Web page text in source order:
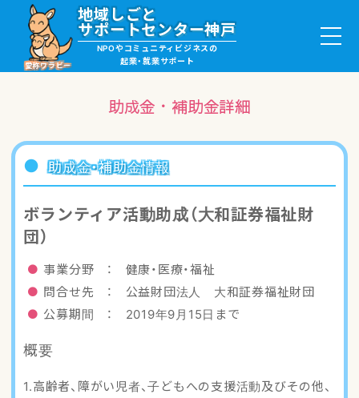
愛称ワラビー
地域しごと
サポートセンター神戸
NPOやコミュニティビジネスの
起業・就業サポート
就職・ボランティア情報
助成金・補助金情報
助成金・補助金詳細
助成金・補助金情報
ボランティア活動助成（大和証券福祉財
団）
事業分野 ： 健康・医療・福祉
問合せ先 ： 公益財団法人 大和証券福祉財団
公募期間 ： 2019年9月15日まで
概要
1.高齢者、障がい児者、子どもへの支援活動及びその他、